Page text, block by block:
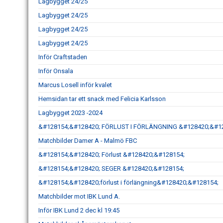
Lagbygget 24/25
Lagbygget 24/25
Lagbygget 24/25
Inför Craftstaden
Inför Onsala
Marcus Losell inför kvalet
Hemsidan tar ett snack med Felicia Karlsson
Lagbygget 2023 -2024
&#128154;&#128420; FÖRLUST I FÖRLÄNGNING
Matchbilder Damer A - Malmö FBC
&#128154;&#128420; Förlust &#128420;&#128154;
&#128154;&#128420; SEGER &#128420;&#128154;
&#128154;&#128420;förlust i förlängning&#128420;&#128154;
Matchbilder mot IBK Lund A.
Inför IBK Lund 2 dec kl 19:45